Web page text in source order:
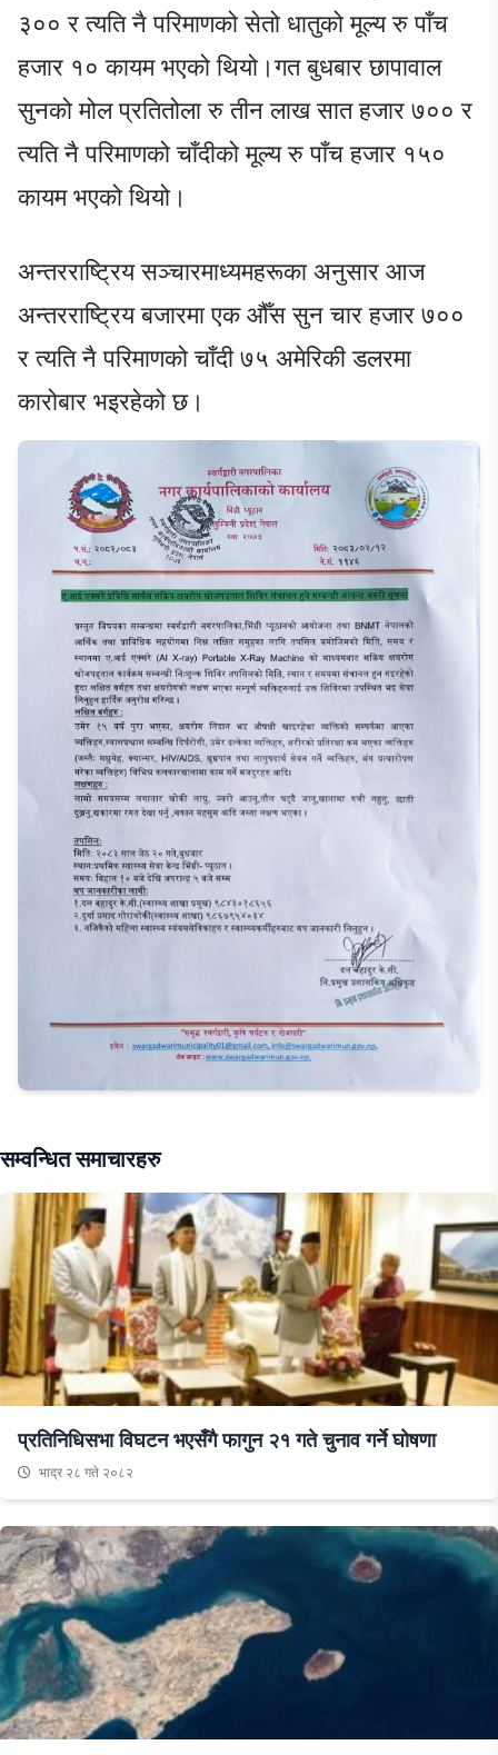
३०० र त्यति नै परिमाणको सेतो धातुको मूल्य रु पाँच
हजार १० कायम भएको थियो।गत बुधबार छापावाल
सुनको मोल प्रतितोला रु तीन लाख सात हजार ७०० र
त्यति नै परिमाणको चाँदीको मूल्य रु पाँच हजार १५०
कायम भएको थियो।
अन्तरराष्ट्रिय सञ्चारमाध्यमहरूका अनुसार आज
अन्तरराष्ट्रिय बजारमा एक औँस सुन चार हजार ७००
र त्यति नै परिमाणको चाँदी ७५ अमेरिकी डलरमा
कारोबार भइरहेको छ।
सम्वन्धित समाचारहरु
प्रतिनिधिसभा विघटन भएसँगै फागुन २१ गते चुनाव गर्ने घोषणा
भाद्र २८ गते २०८२